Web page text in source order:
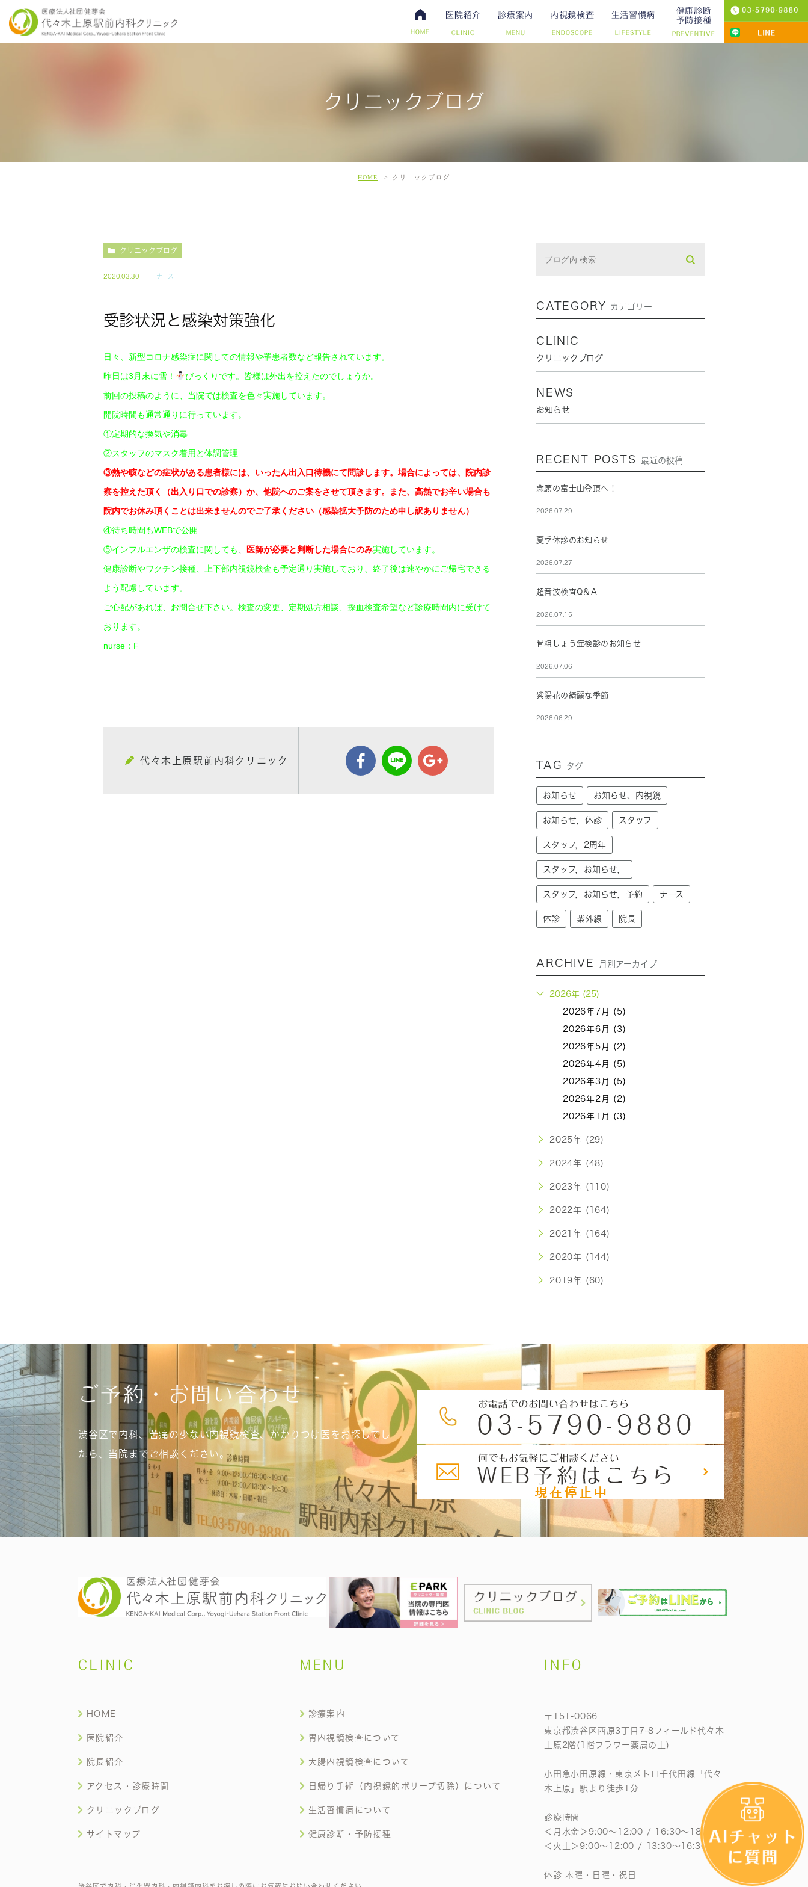
HOME
医院紹介
CLINIC
アクセス・診療時間 スタッフ募集
診療案内
MENU
内視鏡検査
ENDOSCOPE
大腸内視鏡検査について 日帰り手術（内視鏡的ポリープ切除）
生活習慣病
LIFESTYLE
健康診断
予防接種
PREVENTIVE
ワクチン・予防接種
クリニックブログ
HOME クリニックブログ
クリニックブログ
2020.03.30 ナース
受診状況と感染対策強化
日々、新型コロナ感染症に関しての情報や罹患者数など報告されています。
昨日は3月末に雪！
びっくりです。皆様は外出を控えたのでしょうか。
前回の投稿のように、当院では検査を色々実施しています。
開院時間も通常通りに行っています。
①定期的な換気や消毒
②スタッフのマスク着用と体調管理
③熱や咳などの症状がある患者様には、いったん出入口待機にて問診します。場合によっては、院内診
察を控えた頂く（出入り口での診察）か、他院へのご案をさせて頂きます。また、高熱でお辛い場合も
院内でお休み頂くことは出来ませんのでご了承ください（感染拡大予防のため申し訳ありません）
④待ち時間もWEBで公開
⑤インフルエンザの検査に関しても
医師が必要と判断した場合にのみ実施しています。
健康診断やワクチン接種、上下部内視鏡検査も予定通り実施しており、終了後は速やかにご帰宅できる
よう配慮しています。
ご心配があれば、お問合せ下さい。検査の変更、定期処方相談、採血検査希望など診療時間内に受けて
おります。
nurse：F
代々木上原駅前内科クリニック
CATEGORY カテゴリー
CLINIC
クリニックブログ
NEWS
お知らせ
RECENT POSTS 最近の投稿
念願の富士山登頂へ！
2026.07.29
夏季休診のお知らせ
2026.07.27
超音波検査Q＆A
2026.07.15
骨粗しょう症検診のお知らせ
2026.07.06
紫陽花の綺麗な季節
2026.06.29
TAG タグ
お知らせ お知らせ、内視鏡
お知らせ，休診 スタッフ
スタッフ，2周年
スタッフ，お知らせ，
スタッフ，お知らせ，予約 ナース
休診 紫外線 院長
ARCHIVE 月別アーカイブ
2026年 (25)
2026年7月 (5)
2026年6月 (3)
2026年5月 (2)
2026年4月 (5)
2026年3月 (5)
2026年2月 (2)
2026年1月 (3)
2025年 (29)
2024年 (48)
2023年 (110)
2022年 (164)
2021年 (164)
2020年 (144)
2019年 (60)
ご予約・お問い合わせ
渋谷区で内科、苦痛の少ない内視鏡検査、かかりつけ医をお探しでし
たら、当院までご相談ください。
CLINIC
HOME
医院紹介
院長紹介
アクセス・診療時間
クリニックブログ
サイトマップ
MENU
診療案内
胃内視鏡検査について
大腸内視鏡検査について
日帰り手術（内視鏡的ポリープ切除）について
生活習慣病について
健康診断・予防接種
INFO
〒151-0066
東京都渋谷区西原3丁目7-8フィールド代々木
上原2階(1階フラワー薬局の上)
小田急小田原線・東京メトロ千代田線「代々
木上原」駅より徒歩1分
診療時間
＜月水金＞9:00〜12:00 / 16:30〜18:30
＜火土＞9:00〜12:00 / 13:30〜16:30
休診 木曜・日曜・祝日